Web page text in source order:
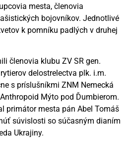
mesta, členovia
bojovníkov. Jednotlivé
k pomníku padlých v druhej
členovia klubu ZV SR gen.
delostrelectva plk. i.m.
s príslušníkmi ZNM Nemecká
Mýto pod Ďumbierom.
primátor mesta pán Abel Tomáš
súvislosti so súčasným dianím
Ukrajiny.